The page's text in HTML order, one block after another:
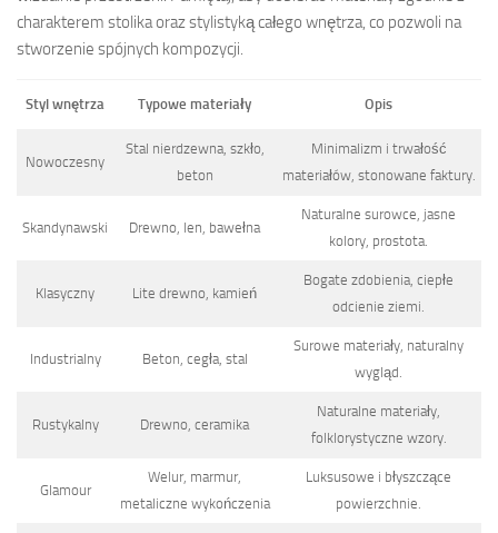
charakterem stolika oraz stylistyką całego wnętrza, co pozwoli na
stworzenie spójnych kompozycji.
Styl wnętrza Typowe materiały Opis
Nowoczesny
Stal nierdzewna, szkło,
beton
Minimalizm i trwałość
materiałów, stonowane faktury.
Skandynawski Drewno, len, bawełna
Naturalne surowce, jasne
kolory, prostota.
Klasyczny Lite drewno, kamień
Bogate zdobienia, ciepłe
odcienie ziemi.
Industrialny Beton, cegła, stal
Surowe materiały, naturalny
wygląd.
Rustykalny Drewno, ceramika
Naturalne materiały,
folklorystyczne wzory.
Glamour
Welur, marmur,
metaliczne wykończenia
Luksusowe i błyszczące
powierzchnie.